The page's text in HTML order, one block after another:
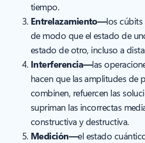
tiempo.
Entrelazamiento—los cúbits
de modo que el estado de
estado de otro, incluso a
Interferencia—las
hacen que las amplitudes de
combinen, refuercen las
supriman las incorrectas
constructiva y destructiva.
Medición—el estado